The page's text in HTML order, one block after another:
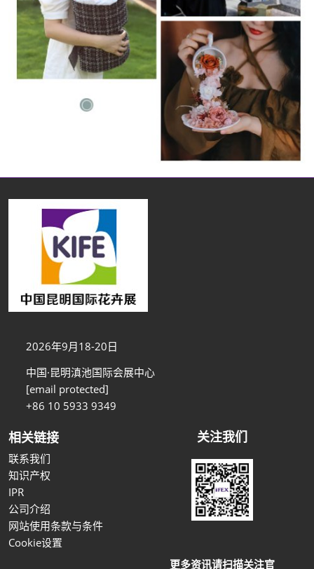
2026年9月18-20日
中国·昆明滇池国际会展中心
[email protected]
+86 10 5933 9349
相关链接
联系我们
知识产权
IPR
公司介绍
网站使用条款与条件
Cookie设置
关注我们
更多资讯请扫描关注官